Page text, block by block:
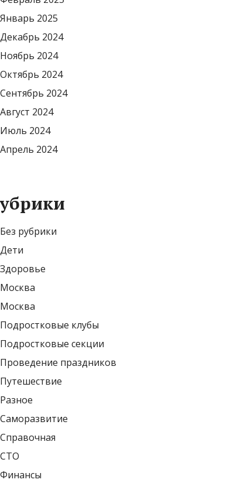
Январь 2025
Декабрь 2024
Ноябрь 2024
Октябрь 2024
Сентябрь 2024
Август 2024
Июль 2024
Апрель 2024
Без рубрики
Дети
Здоровье
Москва
Москва
Подростковые клубы
Подростковые секции
Проведение праздников
Путешествие
Разное
Саморазвитие
Справочная
СТО
Финансы